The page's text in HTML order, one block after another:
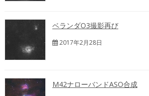
ベランダO3撮影再び
2017年2月28日
M42ナローバンドASO合成